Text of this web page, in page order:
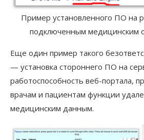
Пример установленного ПО на
подключенным медицинским
Еще один пример такого
— установка стороннего ПО на
работоспособность веб-портала,
врачам и пациентам функции
медицинским данным.